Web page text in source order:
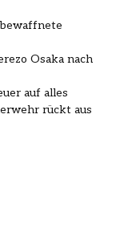
Osaka nach
auf alles
rückt aus